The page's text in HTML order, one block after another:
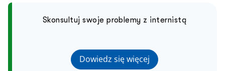
Skonsultuj swoje problemy z internistą
Dowiedz się więcej